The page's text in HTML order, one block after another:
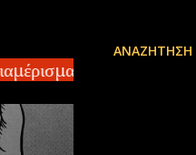
140 τ.μ
ΑΝΑΖΉΤΗΣΗ